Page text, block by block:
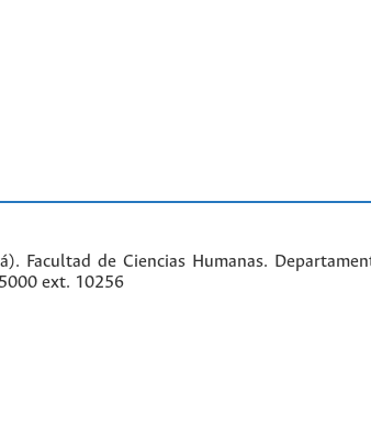
Facultad de Ciencias Humanas.
ext. 10256